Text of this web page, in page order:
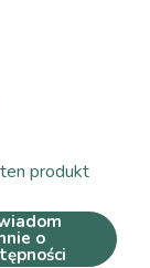
produkt
o